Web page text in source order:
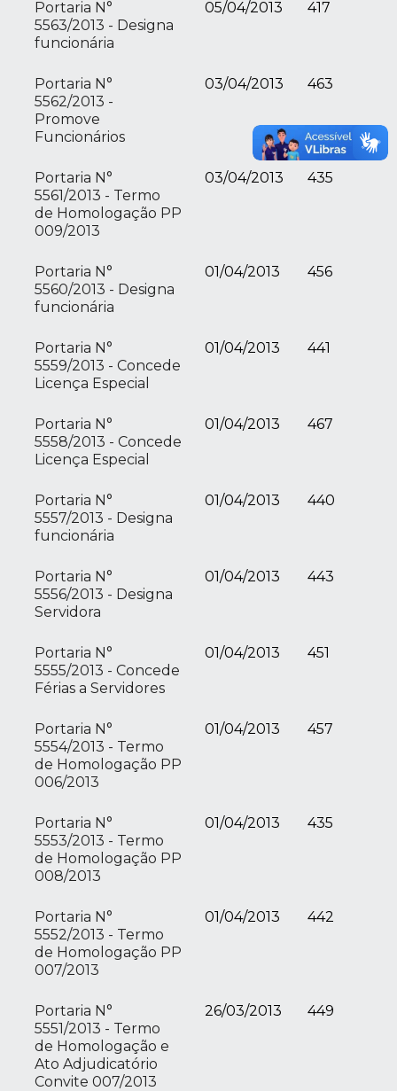
Portaria N°
5563/2013 - Designa
funcionária
05/04/2013 417
Portaria N°
5562/2013 -
Promove
Funcionários
03/04/2013 463
Portaria N°
5561/2013 - Termo
de Homologação PP
009/2013
03/04/2013 435
Portaria N°
5560/2013 - Designa
funcionária
01/04/2013 456
Portaria N°
5559/2013 - Concede
Licença Especial
01/04/2013 441
Portaria N°
5558/2013 - Concede
Licença Especial
01/04/2013 467
Portaria N°
5557/2013 - Designa
funcionária
01/04/2013 440
Portaria N°
5556/2013 - Designa
Servidora
01/04/2013 443
Portaria N°
5555/2013 - Concede
Férias a Servidores
01/04/2013 451
Portaria N°
5554/2013 - Termo
de Homologação PP
006/2013
01/04/2013 457
Portaria N°
5553/2013 - Termo
de Homologação PP
008/2013
01/04/2013 435
Portaria N°
5552/2013 - Termo
de Homologação PP
007/2013
01/04/2013 442
Portaria N°
5551/2013 - Termo
de Homologação e
Ato Adjudicatório
Convite 007/2013
26/03/2013 449